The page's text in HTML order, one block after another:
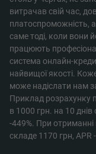
витрачав свій час,
платоспроможність,
саме тоді, коли вони
працюють
система онлайн-
найвищої якості.
може надіслати нам
Приклад розрахунку
в 1000 грн. на 10
-449%. При
складе 1170 грн, APR